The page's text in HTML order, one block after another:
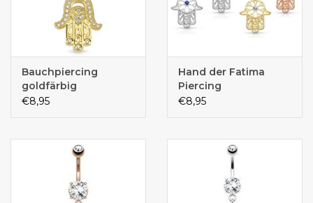
Bauchpiercing
goldfärbig
€8,95
Hand der Fatima
Piercing
€8,95